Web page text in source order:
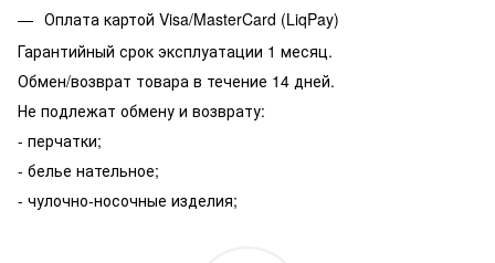
Оплата картой Visa/MasterCard (LiqPay)
Гарантийный срок эксплуатации 1 месяц.
Обмен/возврат товара в течение 14 дней.
Не подлежат обмену и возврату:
- перчатки;
- белье нательное;
- чулочно-носочные изделия;